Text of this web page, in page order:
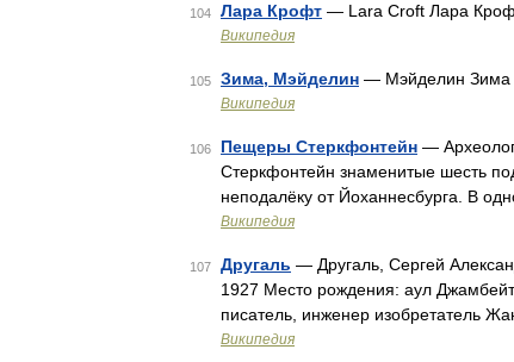
104 Лара Крофт — Lara Croft Лара
Википедия
105 Зима, Мэйделин — Мэйделин Зима
Википедия
106 Пещеры Стеркфонтейн —
Стеркфонтейн знаменитые шесть
неподалёку от Йоханнесбурга. В
Википедия
107 Другаль — Другаль, Сергей
1927 Место рождения: аул
писатель, инженер изобретатель
Википедия